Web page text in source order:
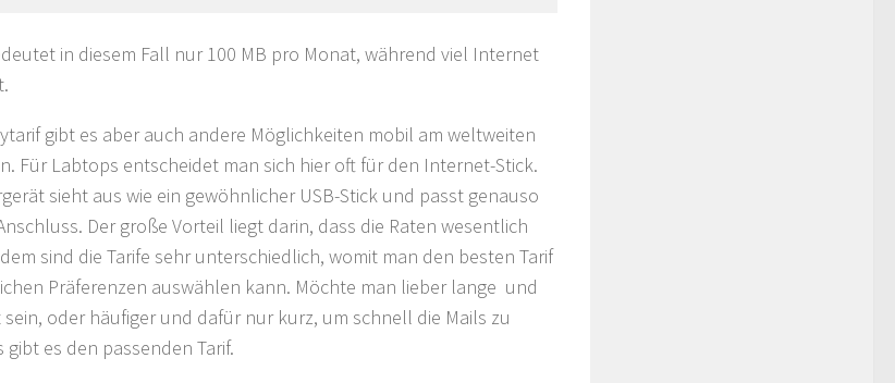
in diesem Fall nur 100 MB pro Monat, während viel Internet
gibt es aber auch andere Möglichkeiten mobil am weltweiten
Für Labtops entscheidet man sich hier oft für den Internet-Stick.
sieht aus wie ein gewöhnlicher USB-Stick und passt genauso
Der große Vorteil liegt darin, dass die Raten wesentlich
sind die Tarife sehr unterschiedlich, womit man den besten Tarif
Präferenzen auswählen kann. Möchte man lieber lange und
oder häufiger und dafür nur kurz, um schnell die Mails zu
es den passenden Tarif.